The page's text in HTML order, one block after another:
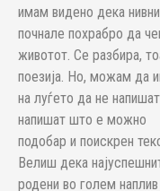
имам видено дека
почнале похрабро да
животот. Се разбира,
поезија. Но, можам да
на луѓето да не
напишат што е можно
подобар и поискрен
Велиш дека
родени во голем